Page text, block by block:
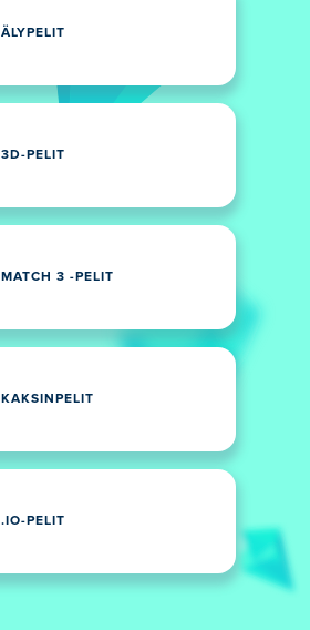
ÄLYPELIT
3D-PELIT
MATCH 3 -PELIT
KAKSINPELIT
.IO-PELIT